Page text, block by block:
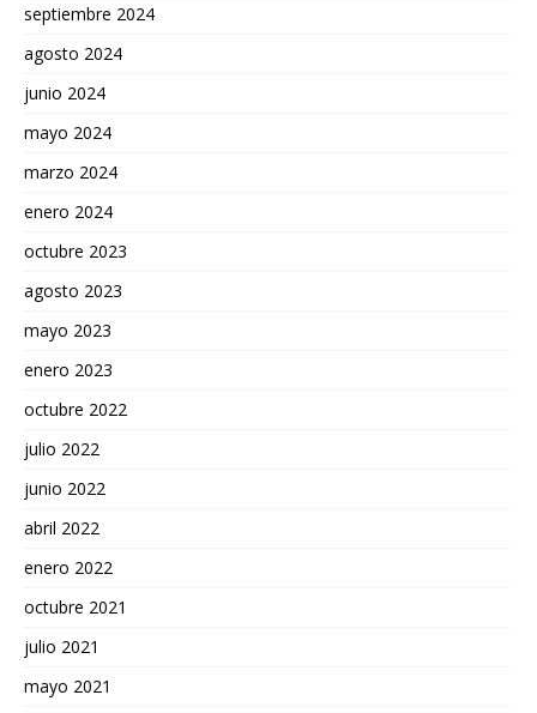
septiembre 2024
agosto 2024
junio 2024
mayo 2024
marzo 2024
enero 2024
octubre 2023
agosto 2023
mayo 2023
enero 2023
octubre 2022
julio 2022
junio 2022
abril 2022
enero 2022
octubre 2021
julio 2021
mayo 2021